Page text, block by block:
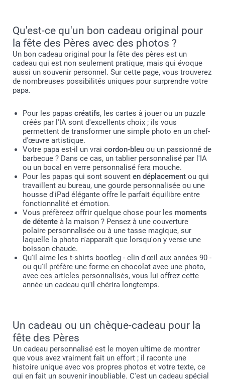
Qu'est-ce qu'un bon cadeau original pour
la fête des Pères avec des photos ?
Un bon cadeau original pour la fête des pères est un
cadeau qui est non seulement pratique, mais qui évoque
aussi un souvenir personnel. Sur cette page, vous trouverez
de nombreuses possibilités uniques pour surprendre votre
papa.
Pour les papas créatifs, les cartes à jouer ou un puzzle
créés par l'IA sont d'excellents choix ; ils vous
permettent de transformer une simple photo en un chef-
d'œuvre artistique.
Votre papa est-il un vrai cordon-bleu ou un passionné de
barbecue ? Dans ce cas, un tablier personnalisé par l'IA
ou un bocal en verre personnalisé fera mouche.
Pour les papas qui sont souvent en déplacement ou qui
travaillent au bureau, une gourde personnalisée ou une
housse d'iPad élégante offre le parfait équilibre entre
fonctionnalité et émotion.
Vous préfèreez offrir quelque chose pour les moments
de détente à la maison ? Pensez à une couverture
polaire personnalisée ou à une tasse magique, sur
laquelle la photo n'apparaît que lorsqu'on y verse une
boisson chaude.
Qu'il aime les t-shirts bootleg - clin d'œil aux années 90 -
ou qu'il préfère une forme en chocolat avec une photo,
avec ces articles personnalisés, vous lui offrez cette
année un cadeau qu'il chérira longtemps.
Un cadeau ou un chèque-cadeau pour la
fête des Pères
Un cadeau personnalisé est le moyen ultime de montrer
que vous avez vraiment fait un effort ; il raconte une
histoire unique avec vos propres photos et votre texte, ce
qui en fait un souvenir inoubliable. C'est un cadeau spécial